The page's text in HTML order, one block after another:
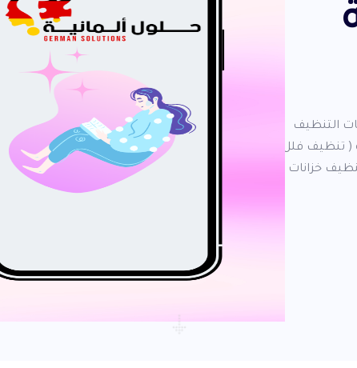
التنظيف
( تنظيف فلل -
خزانات )